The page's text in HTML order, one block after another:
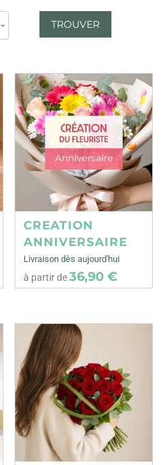
TROUVER
CREATION
ANNIVERSAIRE
Livraison dès aujourd'hui
à partir de36,90 €